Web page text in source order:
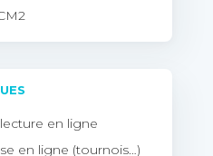
en ligne
en ligne (tournois…)